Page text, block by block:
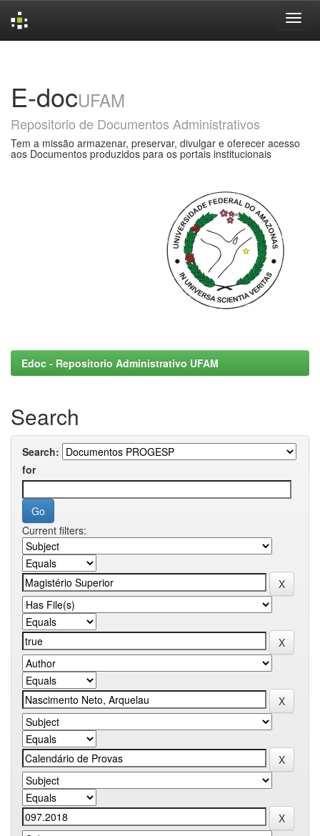
E-docUFAM
Repositorio de Documentos Administrativos
Tem a missão armazenar, preservar, divulgar e oferecer acesso
aos Documentos produzidos para os portais institucionais
Edoc - Repositorio Administrativo UFAM
Search
Search:
for
Current filters: